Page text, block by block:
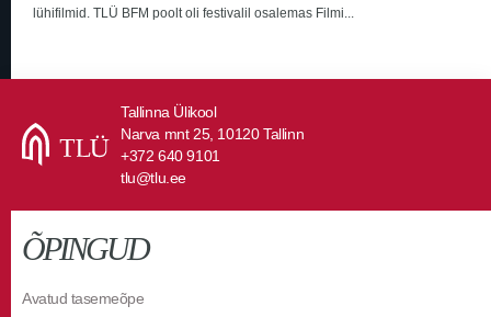
lühifilmid. TLÜ BFM poolt oli festivalil osalemas Filmi...
Tallinna Ülikool
Narva mnt 25, 10120 Tallinn
+372 640 9101
tlu@tlu.ee
ÕPINGUD
Avatud tasemeõpe